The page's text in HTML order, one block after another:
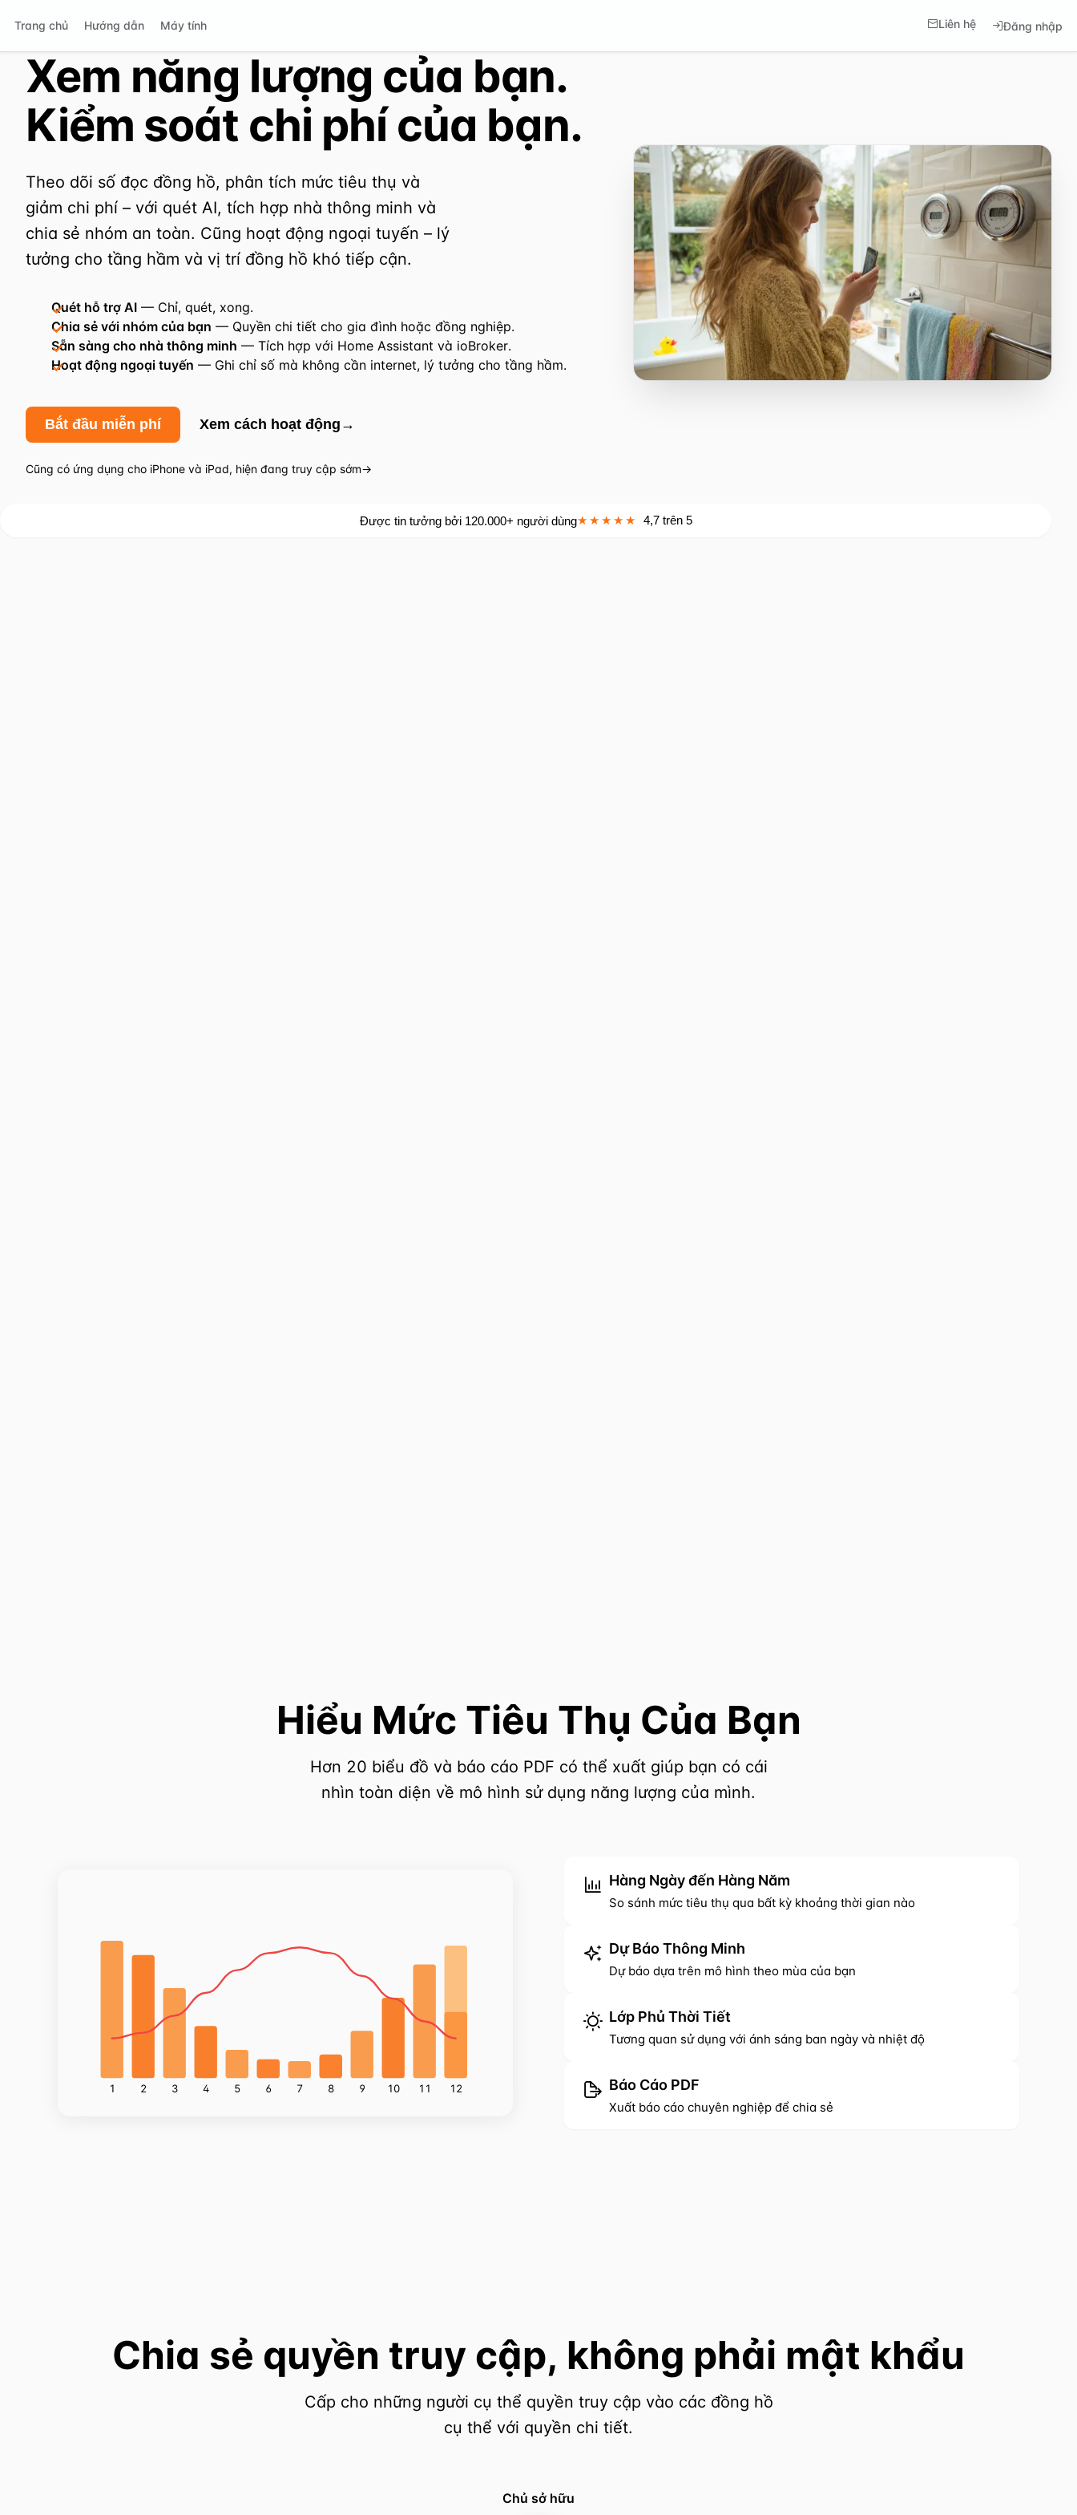
Trang chủ Hướng dẫn Máy tính Liên hệ Đăng nhập
Xem năng lượng của bạn.
Kiểm soát chi phí của bạn.
Theo dõi số đọc đồng hồ, phân tích mức tiêu thụ và
giảm chi phí – với quét AI, tích hợp nhà thông minh và
chia sẻ nhóm an toàn. Cũng hoạt động ngoại tuyến – lý
tưởng cho tầng hầm và vị trí đồng hồ khó tiếp cận.
Quét hỗ trợ AI — Chỉ, quét, xong.
Chia sẻ với nhóm của bạn — Quyền chi tiết cho gia đình hoặc đồng nghiệp.
Sẵn sàng cho nhà thông minh — Tích hợp với Home Assistant và ioBroker.
Hoạt động ngoại tuyến — Ghi chỉ số mà không cần internet, lý tưởng cho tầng hầm.
Bắt đầu miễn phí Xem cách hoạt động →
Cũng có ứng dụng cho iPhone và iPad, hiện đang truy cập sớm→
Được tin tưởng bởi 120.000+ người dùng★★★★★ 4,7 trên 5
Hiểu Mức Tiêu Thụ Của Bạn
Hơn 20 biểu đồ và báo cáo PDF có thể xuất giúp bạn có cái
nhìn toàn diện về mô hình sử dụng năng lượng của mình.
1 2 3 4 5 6 7 8 9 10 11 12
Hàng Ngày đến Hàng Năm
So sánh mức tiêu thụ qua bất kỳ khoảng thời gian nào
Dự Báo Thông Minh
Dự báo dựa trên mô hình theo mùa của bạn
Lớp Phủ Thời Tiết
Tương quan sử dụng với ánh sáng ban ngày và nhiệt độ
Báo Cáo PDF
Xuất báo cáo chuyên nghiệp để chia sẻ
Chia sẻ quyền truy cập, không phải mật khẩu
Cấp cho những người cụ thể quyền truy cập vào các đồng hồ
cụ thể với quyền chi tiết.
Chủ sở hữu